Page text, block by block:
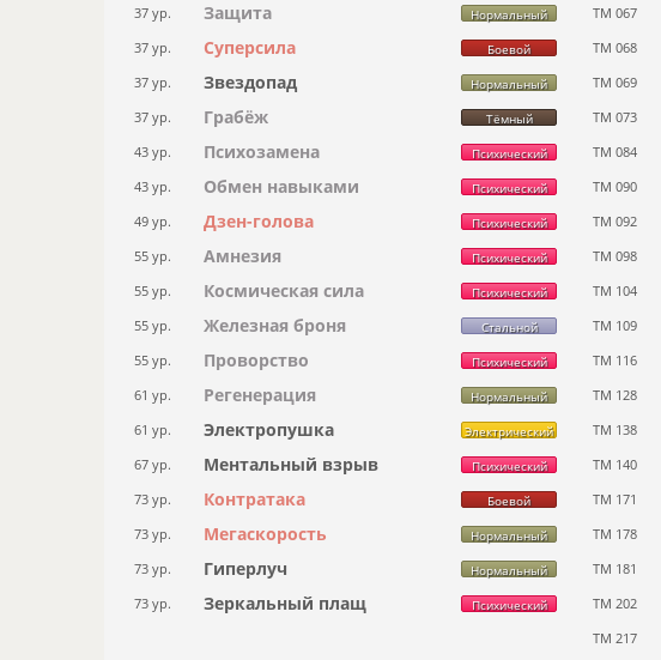
37 ур. Защита Нормальный
37 ур. Суперсила Боевой
37 ур. Звездопад Нормальный
37 ур. Грабёж Тёмный
43 ур. Психозамена Психический
43 ур. Обмен навыками Психический
49 ур. Дзен-голова Психический
55 ур. Амнезия Психический
55 ур. Космическая сила Психический
55 ур. Железная броня Стальной
55 ур. Проворство Психический
61 ур. Регенерация Нормальный
61 ур. Электропушка Электрический
67 ур. Ментальный взрыв Психический
73 ур. Контратака Боевой
73 ур. Мегаскорость Нормальный
73 ур. Гиперлуч Нормальный
73 ур. Зеркальный плащ Психический
ТМ 067
ТМ 068
ТМ 069
ТМ 073
ТМ 084
ТМ 090
ТМ 092
ТМ 098
ТМ 104
ТМ 109
ТМ 116
ТМ 128
ТМ 138
ТМ 140
ТМ 171
ТМ 178
ТМ 181
ТМ 202
ТМ 217